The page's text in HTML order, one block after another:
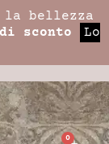
la bellezza
di sconto
Lo
0